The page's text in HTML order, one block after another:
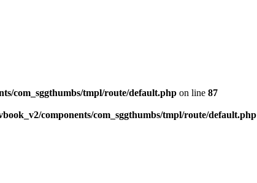
com_sggthumbs/tmpl/route/default.php on line 87
components/com_sggthumbs/tmpl/route/default.php